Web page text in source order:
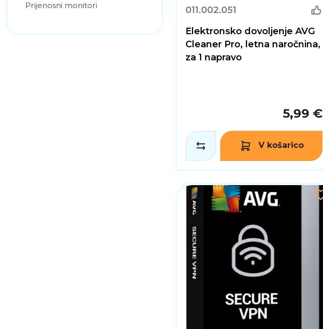
Prijenosni monitori
011.002.051
Elektronsko dovoljenje AVG
Cleaner Pro, letna naročnina,
za 1 napravo
5,99 €
V košarico